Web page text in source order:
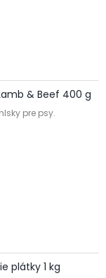
& Beef 400 g
pre psy.
plátky 1 kg